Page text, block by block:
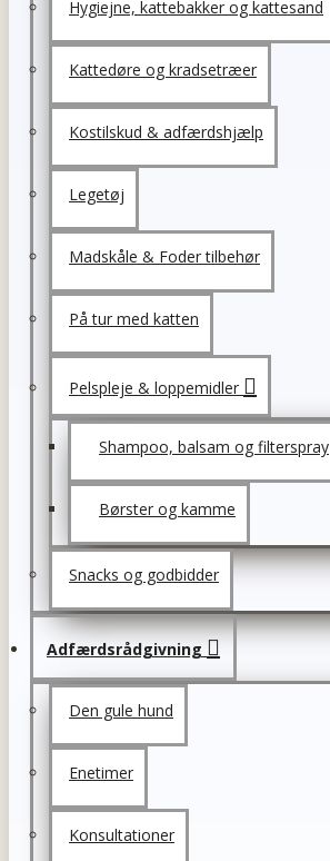
Hygiejne, kattebakker og kattesand
Kattedøre og kradsetræer
Kostilskud & adfærdshjælp
Legetøj
Madskåle & Foder tilbehør
På tur med katten
Pelspleje & loppemidler
Shampoo, balsam og filterspray
Børster og kamme
Snacks og godbidder
Adfærdsrådgivning
Den gule hund
Enetimer
Konsultationer